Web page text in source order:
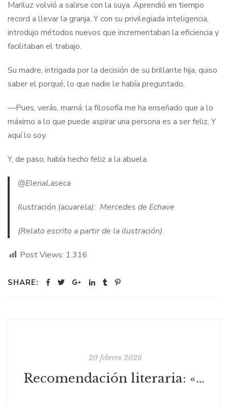
Mariluz volvió a salirse con la suya. Aprendió en tiempo
record a llevar la granja. Y con su privilegiada inteligencia,
introdujo métodos nuevos que incrementaban la eficiencia y
facilitaban el trabajo.
Su madre, intrigada por la decisión de su brillante hija, quiso
saber el porqué, lo que nadie le había preguntado.
—Pues, verás, mamá: la filosofía me ha enseñado que a lo
máximo a lo que puede aspirar una persona es a ser feliz. Y
aquí lo soy.
Y, de paso, había hecho feliz a la abuela.
@ElenaLaseca
Ilustración (acuarela): Mercedes de Echave
(Relato escrito a partir de la ilustración).
Post Views: 1.316
SHARE:
20 febrero 2026
Recomendación literaria: «Comerás flores» de Lucía Solla Sobral